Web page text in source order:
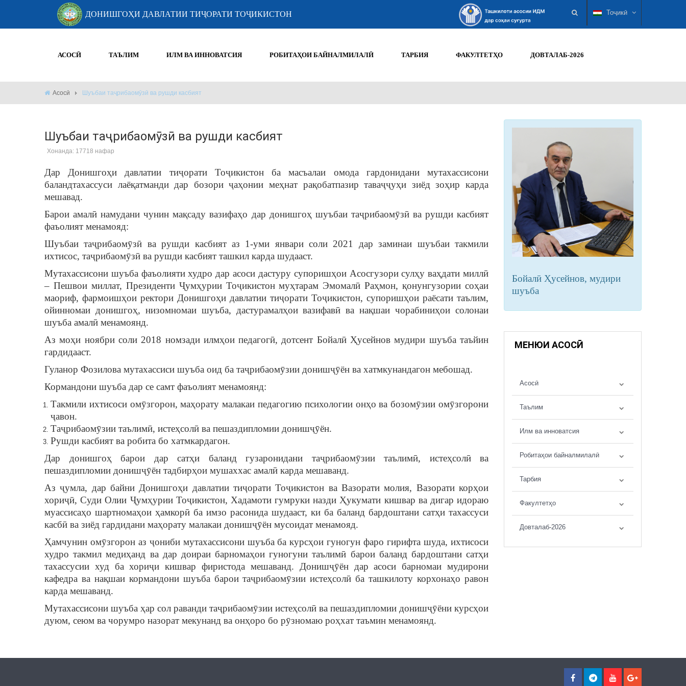
ДОНИШГОҲИ ДАВЛАТИИ ТИҶОРАТИ ТОҶИКИСТОН Тоҷикӣ
АСОСӢ ТАЪЛИМ ИЛМ ВА ИННОВАТСИЯ РОБИТАҲОИ БАЙНАЛМИЛАЛӢ ТАРБИЯ ФАКУЛТЕТҲО ДОВТАЛАБ-2026
Асосӣ Шуъбаи таҷрибаомӯзӣ ва рушди касбият
Шуъбаи таҷрибаомӯзӣ ва рушди касбият
Хонанда: 17718 нафар
Дар Донишгоҳи давлатии тиҷорати Тоҷикистон ба масъалаи омода гардонидани мутахассисони
баландтахассуси лаёқатманди дар бозори ҷаҳонии меҳнат рақобатпазир таваҷҷуҳи зиёд зоҳир карда
мешавад.
Барои амалӣ намудани чунин мақсаду вазифаҳо дар донишгоҳ шуъбаи таҷрибаомӯзӣ ва рушди касбият
фаъолият менамояд:
Шуъбаи таҷрибаомӯзӣ ва рушди касбият аз 1-уми январи соли 2021 дар заминаи шуъбаи такмили
ихтисос, таҷрибаомӯзӣ ва рушди касбият ташкил карда шудааст.
Мутахассисони шуъба фаъолияти худро дар асоси дастуру супоришҳои Асосгузори сулҳу ваҳдати миллӣ
– Пешвои миллат, Президенти Ҷумҳурии Тоҷикистон муҳтарам Эмомалӣ Раҳмон, қонунгузории соҳаи
маориф, фармоишҳои ректори Донишгоҳи давлатии тиҷорати Тоҷикистон, супоришҳои раёсати таълим,
ойинномаи донишгоҳ, низомномаи шуъба, дастурамалҳои вазифавӣ ва нақшаи чорабиниҳои солонаи
шуъба амалӣ менамоянд.
Аз моҳи ноябри соли 2018 номзади илмҳои педагогӣ, дотсент Бойалӣ Ҳусейнов мудири шуъба таъйин
гардидааст.
Гуланор Фозилова мутахассиси шуъба оид ба таҷрибаомӯзии донишҷӯён ва хатмкунандагон мебошад.
Кормандони шуъба дар се самт фаъолият менамоянд:
Такмили ихтисоси омӯзгорон, маҳорату малакаи педагогию психологии онҳо ва бозомӯзии омӯзгорони
ҷавон.
Таҷрибаомӯзии таълимӣ, истеҳсолӣ ва пешаздипломии донишҷӯён.
Рушди касбият ва робита бо хатмкардагон.
Дар донишгоҳ барои дар сатҳи баланд гузаронидани таҷрибаомӯзии таълимӣ, истеҳсолӣ ва
пешаздипломии донишҷӯён тадбирҳои мушаххас амалӣ карда мешаванд.
Аз ҷумла, дар байни Донишгоҳи давлатии тиҷорати Тоҷикистон ва Вазорати молия, Вазорати корҳои
хориҷӣ, Суди Олии Ҷумҳурии Тоҷикистон, Хадамоти гумруки назди Ҳукумати кишвар ва дигар идораю
муассисаҳо шартномаҳои ҳамкорӣ ба имзо расонида шудааст, ки ба баланд бардоштани сатҳи тахассуси
касбӣ ва зиёд гардидани маҳорату малакаи донишҷӯён мусоидат менамояд.
Ҳамчунин омӯзгорон аз ҷониби мутахассисони шуъба ба курсҳои гуногун фаро гирифта шуда, ихтисоси
худро такмил медиҳанд ва дар доираи барномаҳои гуногуни таълимӣ барои баланд бардоштани сатҳи
тахассусии худ ба хориҷи кишвар фиристода мешаванд. Донишҷӯён дар асоси барномаи мудирони
кафедра ва нақшаи кормандони шуъба барои таҷрибаомӯзии истеҳсолӣ ба ташкилоту корхонаҳо равон
карда мешаванд.
Мутахассисони шуъба ҳар сол раванди таҷрибаомӯзии истеҳсолӣ ва пешаздипломии донишҷӯёни курсҳои
дуюм, сеюм ва чорумро назорат мекунанд ва онҳоро бо рӯзномаю роҳхат таъмин менамоянд.
Бойалӣ Ҳусейнов, мудири
шуъба
МЕНЮИ АСОСӢ
Асосӣ
Таълим
Илм ва инноватсия
Робитаҳои байналмилалӣ
Тарбия
Факултетҳо
Довталаб-2026